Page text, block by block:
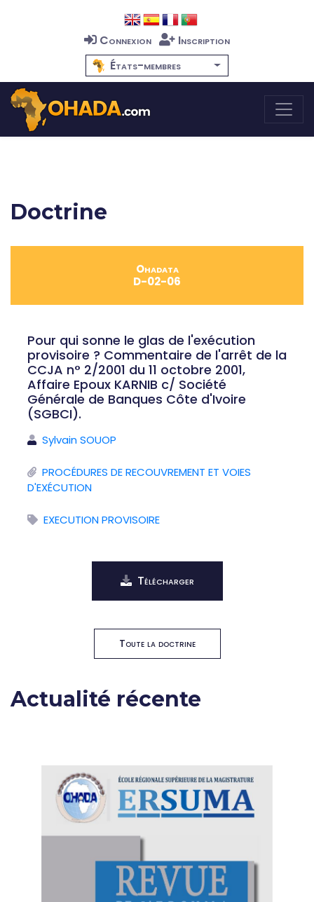
Connexion
Inscription
États-membres
Doctrine
Ohadata
D-02-06
Pour qui sonne le glas de l'exécution
provisoire ? Commentaire de l'arrêt de la
CCJA n° 2/2001 du 11 octobre 2001,
Affaire Epoux KARNIB c/ Société
Générale de Banques Côte d'Ivoire
(SGBCI).
Sylvain SOUOP
PROCÉDURES DE RECOUVREMENT ET VOIES
D'EXÉCUTION
EXECUTION PROVISOIRE
Télécharger
Toute la doctrine
Actualité récente